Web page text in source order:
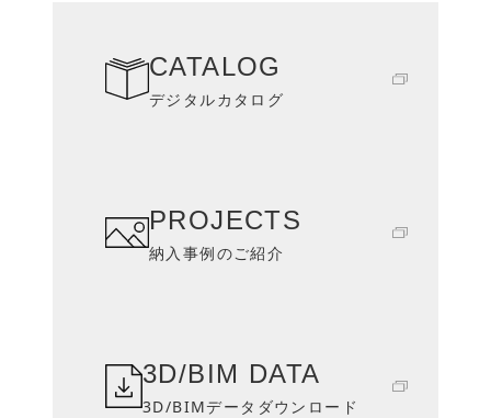
CATALOG
デジタルカタログ
PROJECTS
納入事例のご紹介
3D/BIM DATA
3D/BIMデータダウンロード